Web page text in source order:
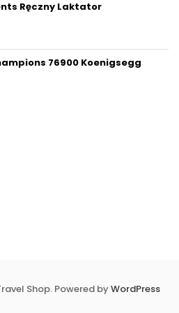
Ręczny Laktator
76900 Koenigsegg
Shop. Powered byWordPress